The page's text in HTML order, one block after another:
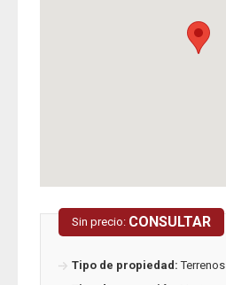
Sin precio: CONSULTAR
Tipo de propiedad:Terrenos